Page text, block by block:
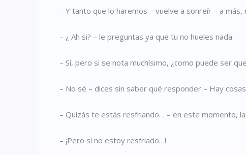
– Y tanto que lo haremos – vuelve a sonreír – a
– ¿ Ah si? – le preguntas ya que tu no hueles nada.
– Sí, pero si se nota muchísimo, ¿como puede ser
– No sé – dices sin saber qué responder – Hay
– Quizás te estás resfriando… – en este momento,
– ¡Pero si no estoy resfriado…!